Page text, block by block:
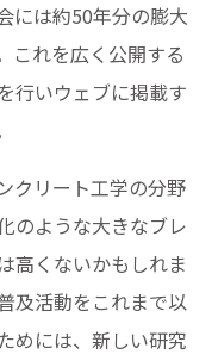
には約50年分の膨大
これを広く公開する
行いウェブに掲載す
クリート工学の分野
のような大きなブレ
高くないかもしれま
及活動をこれまで以
めには、新しい研究